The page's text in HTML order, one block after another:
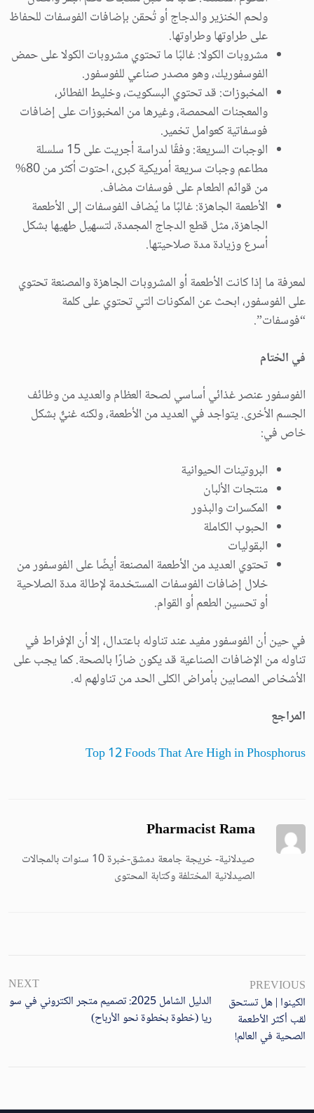
ولحم الخنزير والدجاج أو تُحقن بإضافات الفوسفات للحفاظ
على طراوتها وطراوتها.
مشروبات الكولا: غالبًا ما تحتوي مشروبات الكولا على حمض
الفوسفوريك، وهو مصدر صناعي للفوسفور.
المخبوزات: قد تحتوي البسكويت، وخليط الفطائر،
والمعجنات المحمصة، وغيرها من المخبوزات على إضافات
فوسفاتية كعوامل تخمير.
الوجبات السريعة: وفقًا لدراسة أجريت على 15 سلسلة
مطاعم وجبات سريعة أمريكية كبرى، احتوت أكثر من 80%
من قوائم الطعام على فوسفات مضاف.
الأطعمة الجاهزة: غالبًا ما يُضاف الفوسفات إلى الأطعمة
الجاهزة، مثل قطع الدجاج المجمدة، لتسهيل طهيها بشكل
أسرع وزيادة مدة صلاحيتها.
لمعرفة ما إذا كانت الأطعمة أو المشروبات الجاهزة والمصنعة تحتوي
على الفوسفور، ابحث عن المكونات التي تحتوي على كلمة
“فوسفات”.
في الختام
الفوسفور عنصر غذائي أساسي لصحة العظام والعديد من وظائف
الجسم الأخرى. يتواجد في العديد من الأطعمة، ولكنه غنيٌّ بشكل
خاص في:
البروتينات الحيوانية
منتجات الألبان
المكسرات والبذور
الحبوب الكاملة
البقوليات
تحتوي العديد من الأطعمة المصنعة أيضًا على الفوسفور من
خلال إضافات الفوسفات المستخدمة لإطالة مدة الصلاحية
أو تحسين الطعم أو القوام.
في حين أن الفوسفور مفيد عند تناوله باعتدال، إلا أن الإفراط في
تناوله من الإضافات الصناعية قد يكون ضارًا بالصحة. كما يجب على
الأشخاص المصابين بأمراض الكلى الحد من تناولهم له.
المراجع
Top 12 Foods That Are High in Phosphorus
Pharmacist Rama
صيدلانية- خريجة جامعة دمشق-خبرة 10 سنوات بالمجالات
الصيدلانية المختلفة وكتابة المحتوى
PREVIOUS
الكينوا | هل تستحق
لقب أكثر الأطعمة
الصحية في العالم!
NEXT
الدليل الشامل 2025: تصميم متجر الكتروني في سو
ريا (خطوة بخطوة نحو الأرباح)